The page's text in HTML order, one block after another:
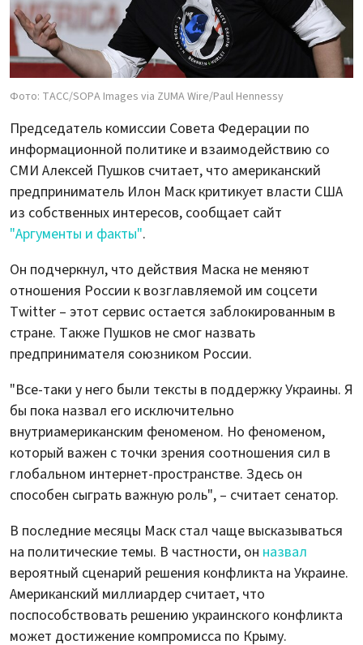
Фото: ТАСС/SOPA Images via ZUMA Wire/Paul Hennessy
Председатель комиссии Совета Федерации по
информационной политике и взаимодействию со
СМИ Алексей Пушков считает, что американский
предприниматель Илон Маск критикует власти США
из собственных интересов, сообщает сайт
"Аргументы и факты".
Он подчеркнул, что действия Маска не меняют
отношения России к возглавляемой им соцсети
Twitter – этот сервис остается заблокированным в
стране. Также Пушков не смог назвать
предпринимателя союзником России.
"Все-таки у него были тексты в поддержку Украины. Я
бы пока назвал его исключительно
внутриамериканским феноменом. Но феноменом,
который важен с точки зрения соотношения сил в
глобальном интернет-пространстве. Здесь он
способен сыграть важную роль", – считает сенатор.
В последние месяцы Маск стал чаще высказываться
на политические темы. В частности, он назвал
вероятный сценарий решения конфликта на Украине.
Американский миллиардер считает, что
поспособствовать решению украинского конфликта
может достижение компромисса по Крыму.